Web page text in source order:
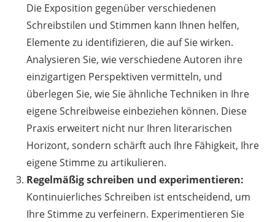
Die Exposition gegenüber verschiedenen
Schreibstilen und Stimmen kann Ihnen helfen,
Elemente zu identifizieren, die auf Sie wirken.
Analysieren Sie, wie verschiedene Autoren ihre
einzigartigen Perspektiven vermitteln, und
überlegen Sie, wie Sie ähnliche Techniken in Ihre
eigene Schreibweise einbeziehen können. Diese
Praxis erweitert nicht nur Ihren literarischen
Horizont, sondern schärft auch Ihre Fähigkeit, Ihre
eigene Stimme zu artikulieren.
Regelmäßig schreiben und experimentieren:
Kontinuierliches Schreiben ist entscheidend, um
Ihre Stimme zu verfeinern. Experimentieren Sie